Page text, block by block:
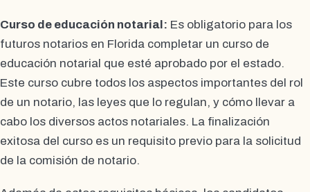
Curso de educación notarial: Es obligatorio para los
futuros notarios en Florida completar un curso de
educación notarial que esté aprobado por el estado.
Este curso cubre todos los aspectos importantes del rol
de un notario, las leyes que lo regulan, y cómo llevar a
cabo los diversos actos notariales. La finalización
exitosa del curso es un requisito previo para la solicitud
de la comisión de notario.